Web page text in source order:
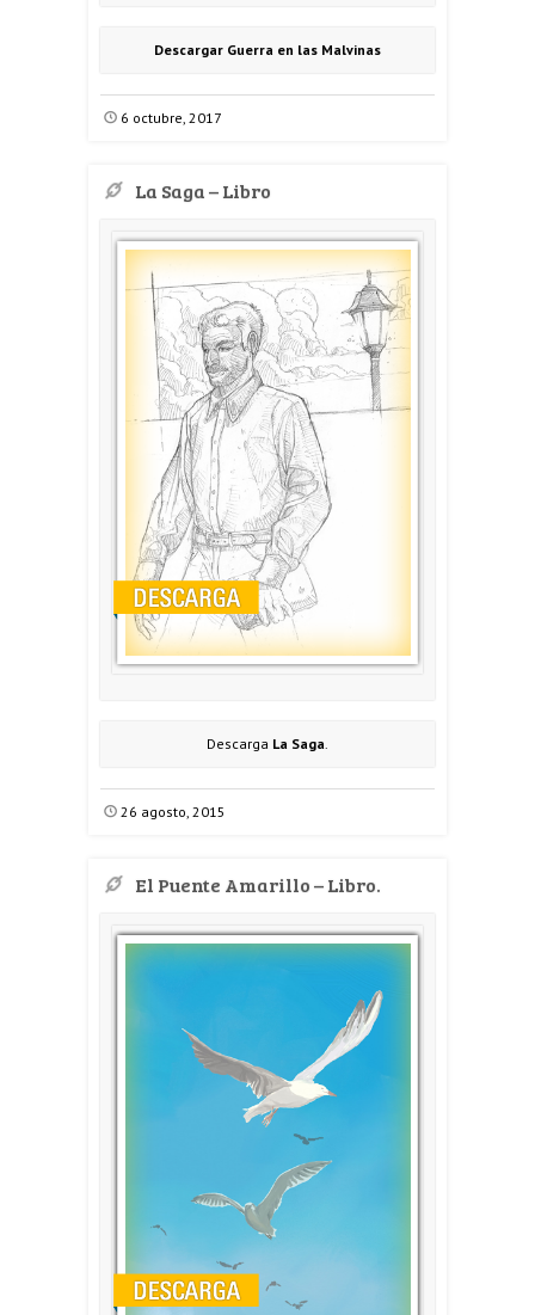
Descargar Guerra en las Malvinas
6 octubre, 2017
La Saga – Libro
Descarga La Saga
26 agosto, 2015
El Puente Amarillo – Libro.